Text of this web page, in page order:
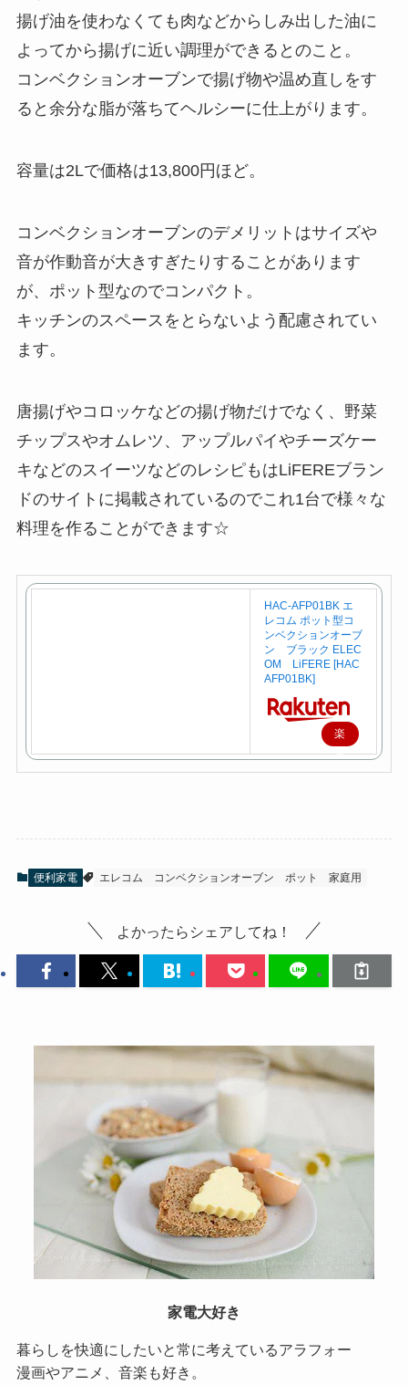
揚げ油を使わなくても肉などからしみ出した油に
よってから揚げに近い調理ができるとのこと。
コンベクションオーブンで揚げ物や温め直しをす
ると余分な脂が落ちてヘルシーに仕上がります。
容量は2Lで価格は13,800円ほど。
コンベクションオーブンのデメリットはサイズや
音が作動音が大きすぎたりすることがあります
が、ポット型なのでコンパクト。
キッチンのスペースをとらないよう配慮されてい
ます。
唐揚げやコロッケなどの揚げ物だけでなく、野菜
チップスやオムレツ、アップルパイやチーズケー
キなどのスイーツなどのレシピもはLiFEREブラン
ドのサイトに掲載されているのでこれ1台で様々な
料理を作ることができます☆
HAC-AFP01BK エ
レコム ポット型コ
ンベクションオーブ
ン ブラック ELEC
OM LiFERE [HAC
AFP01BK]
楽
天
便利家電 エレコム コンベクションオーブン ポット 家庭用
よかったらシェアしてね！
家電大好き
暮らしを快適にしたいと常に考えているアラフォー
漫画やアニメ、音楽も好き。